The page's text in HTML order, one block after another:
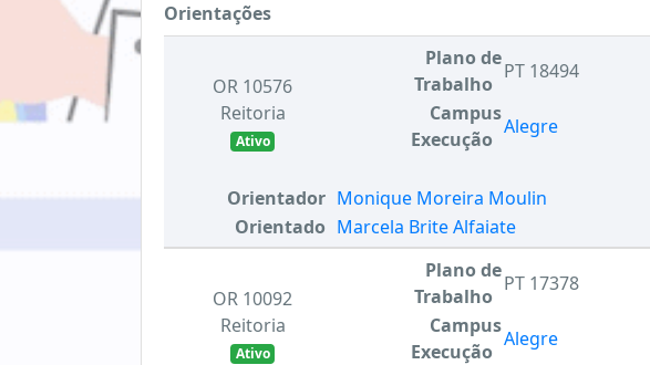
Orientações
OR 10576
Reitoria
Ativo
Plano de
Trabalho
PT 18494
Campus
Execução
Alegre
Orientador Monique Moreira Moulin
Orientado Marcela Brite Alfaiate
OR 10092
Reitoria
Ativo
Plano de
Trabalho
PT 17378
Campus
Execução
Alegre